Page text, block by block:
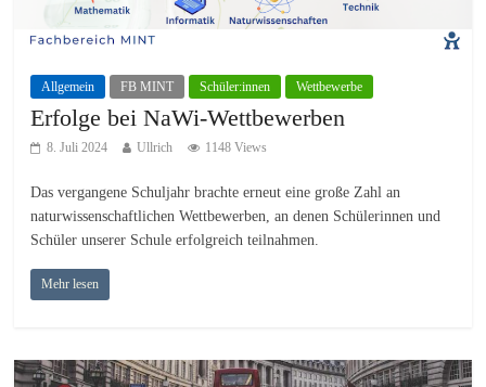
Allgemein FB MINT Schüler:innen Wettbewerbe
Erfolge bei NaWi-Wettbewerben
8. Juli 2024 Ullrich 1148 Views
Das vergangene Schuljahr brachte erneut eine große Zahl an
naturwissenschaftlichen Wettbewerben, an denen Schülerinnen und
Schüler unserer Schule erfolgreich teilnahmen.
Mehr lesen